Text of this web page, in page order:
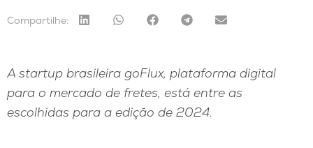
Compartilhe:
A startup brasileira goFlux, plataforma digital
para o mercado de fretes, está entre as
escolhidas para a edição de 2024.